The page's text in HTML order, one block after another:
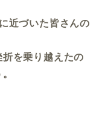
近づいた皆さんの
を乗り越えたの